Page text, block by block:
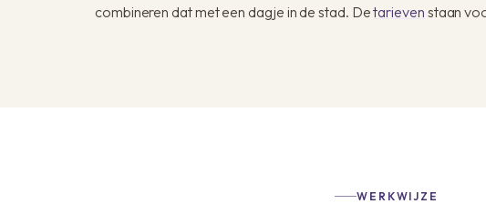
combineren dat met een dagje in de stad. Detarieven staan
WERKWIJZE